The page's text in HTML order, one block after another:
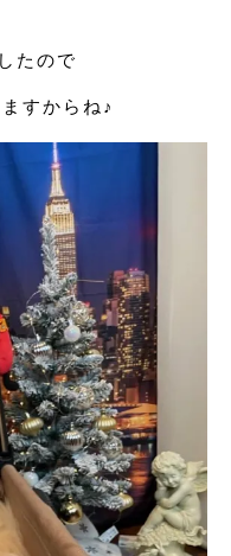
たので
すからね♪